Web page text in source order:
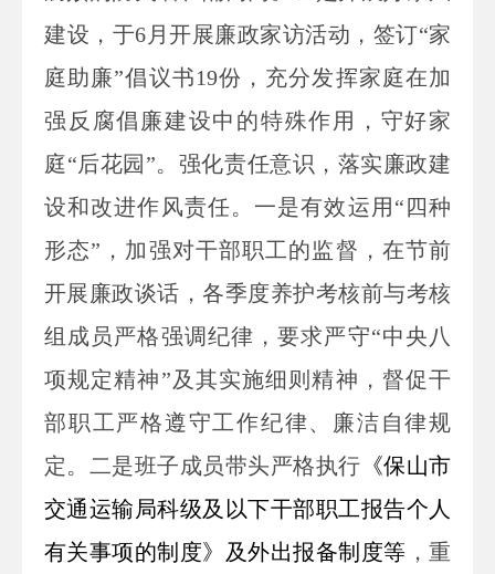
建设，于6月开展廉政家访活动，签订“家
庭助廉”倡议书19份，充分发挥家庭在加
强反腐倡廉建设中的特殊作用，守好家
庭“后花园”。强化责任意识，落实廉政建
设和改进作风责任。一是有效运用“四种
形态”，加强对干部职工的监督，在节前
开展廉政谈话，各季度养护考核前与考核
组成员严格强调纪律，要求严守“中央 八
项规定精神”及其实施细则精神，督促干
部职工严格遵守工作纪律、廉洁自律规
定。二是班子成员带头严格执行 《保山市
交通运输局科级及以下干部职工报告个人
有关事项的制度》及外出报备制度等 ，重